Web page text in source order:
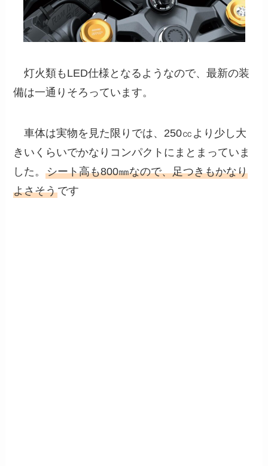
灯火類もLED仕様となるようなので、最新の装
備は一通りそろっています。
車体は実物を見た限りでは、250㏄より少し大
きいくらいでかなりコンパクトにまとまっていま
した。シート高も800㎜なので、足つきもかなり
よさそうです